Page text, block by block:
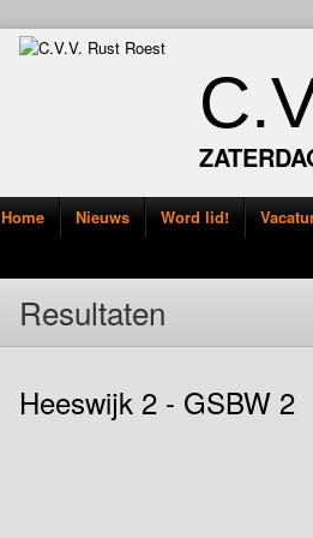
Home Nieuws Word lid!
Resultaten
Heeswijk 2 - GSBW 2